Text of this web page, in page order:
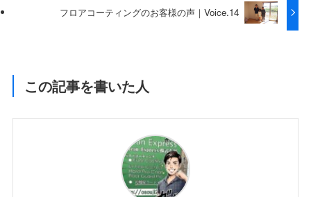
フロアコーティングのお客様の声｜Voice.14
この記事を書いた人